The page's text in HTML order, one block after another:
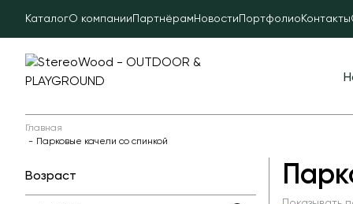
КаталогО компании Партнёрам Новости Портфолио Контакты
Главная
Парковые качели со спинкой
Возраст